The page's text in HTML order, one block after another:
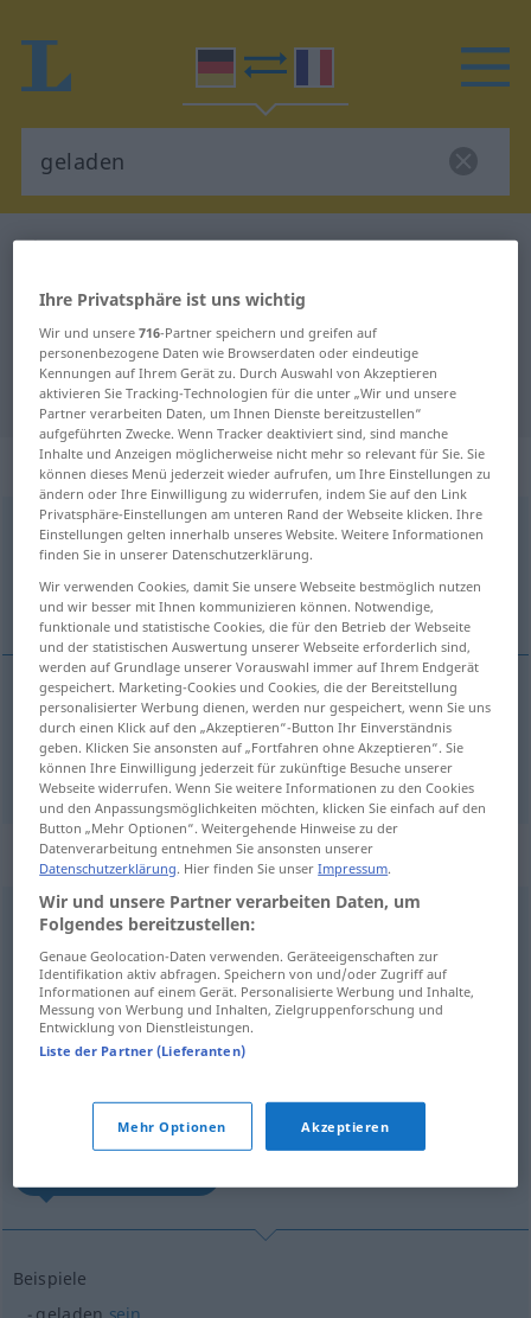
Deutsch-Französisch Übersetzung
für "geladen"
"geladen" Französisch Übersetzung
„geladen“: Partizip Perfekt
geladenpperf
Übersicht aller Übersetzungen
(Für mehr Details die Übersetzung anklicken/antippen)
geladen → siehe „laden “
geladen → siehe „laden“
„geladen“: als Adjektiv gebraucht
geladenadjt UMG
Übersicht aller Übersetzungen
(Für mehr Details die Übersetzung anklicken/antippen)
être furieux... être furieuse...
avoir une dent contre...
Beispiele
Ihre Privatsphäre ist uns wichtig
Wir und unsere716-Partner speichern und greifen auf
personenbezogene Daten wie Browserdaten oder eindeutige
Kennungen auf Ihrem Gerät zu. Durch Auswahl von Akzeptieren
aktivieren Sie Tracking-Technologien für die unter „Wir und unsere
Partner verarbeiten Daten, um Ihnen Dienste bereitzustellen“
aufgeführten Zwecke. Wenn Tracker deaktiviert sind, sind manche
Inhalte und Anzeigen möglicherweise nicht mehr so relevant für Sie. Sie
können dieses Menü jederzeit wieder aufrufen, um Ihre Einstellungen zu
ändern oder Ihre Einwilligung zu widerrufen, indem Sie auf den Link
Privatsphäre-Einstellungen am unteren Rand der Webseite klicken. Ihre
Einstellungen gelten innerhalb unseres Website. Weitere Informationen
finden Sie in unserer Datenschutzerklärung.
Wir verwenden Cookies, damit Sie unsere Webseite bestmöglich nutzen
und wir besser mit Ihnen kommunizieren können. Notwendige,
funktionale und statistische Cookies, die für den Betrieb der Webseite
und der statistischen Auswertung unserer Webseite erforderlich sind,
werden auf Grundlage unserer Vorauswahl immer auf Ihrem Endgerät
gespeichert. Marketing-Cookies und Cookies, die der Bereitstellung
personalisierter Werbung dienen, werden nur gespeichert, wenn Sie uns
durch einen Klick auf den „Akzeptieren“-Button Ihr Einverständnis
geben. Klicken Sie ansonsten auf „Fortfahren ohne Akzeptieren“. Sie
können Ihre Einwilligung jederzeit für zukünftige Besuche unserer
Webseite widerrufen. Wenn Sie weitere Informationen zu den Cookies
und den Anpassungsmöglichkeiten möchten, klicken Sie einfach auf den
Button „Mehr Optionen“. Weitergehende Hinweise zu der
Datenverarbeitung entnehmen Sie ansonsten unserer
Datenschutzerklärung. Hier finden Sie unserImpressum.
Wir und unsere Partner verarbeiten Daten, um
Folgendes bereitzustellen:
Genaue Geolocation-Daten verwenden. Geräteeigenschaften zur
Identifikation aktiv abfragen. Speichern von und/oder Zugriff auf
Informationen auf einem Gerät. Personalisierte Werbung und Inhalte,
Messung von Werbung und Inhalten, Zielgruppenforschung und
Entwicklung von Dienstleistungen.
Liste der Partner (Lieferanten)
Mehr Optionen Akzeptieren